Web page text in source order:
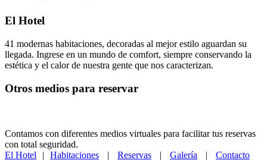
El Hotel
41 modernas habitaciones, decoradas al mejor estilo aguardan su
llegada. Ingrese en un mundo de comfort, siempre conservando la
estética y el calor de nuestra gente que nos caracterizan.
Otros medios para reservar
Contamos con diferentes medios virtuales para facilitar tus reservas
con total seguridad.
El Hotel
Habitaciones Reservas Galería Contacto